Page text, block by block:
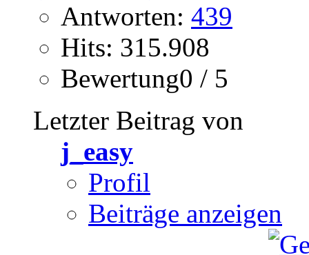
Antworten: 439
Hits: 315.908
Bewertung0 / 5
Letzter Beitrag von
j_easy
Profil
Beiträge anzeigen